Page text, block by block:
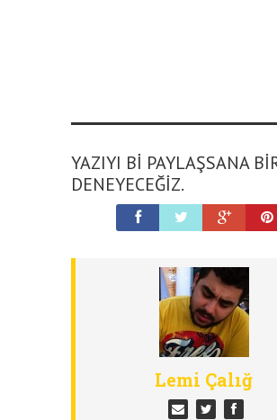
YAZIYI BI PAYLAŞSANA
DENEYECEĞIZ.
Lemi Çalığ